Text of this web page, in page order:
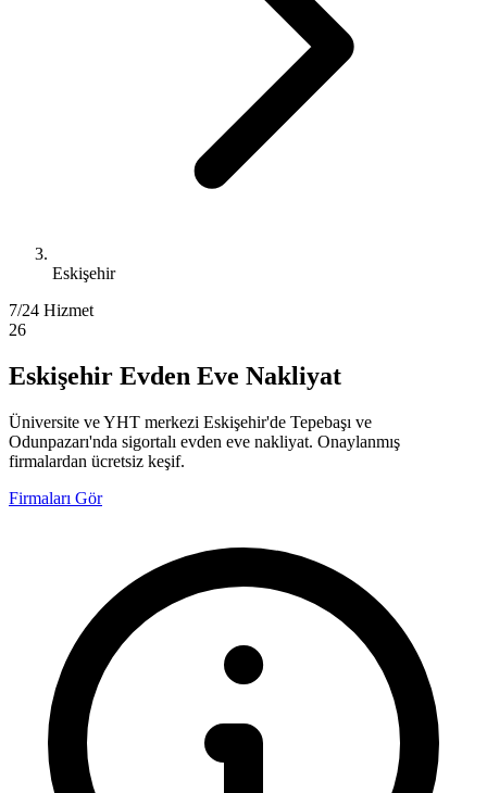
Eskişehir
7/24 Hizmet
26
Eskişehir Evden Eve Nakliyat
Üniversite ve YHT merkezi Eskişehir'de Tepebaşı ve
Odunpazarı'nda sigortalı evden eve nakliyat. Onaylanmış
firmalardan ücretsiz keşif.
Firmaları Gör